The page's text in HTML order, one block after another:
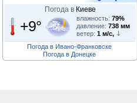
Погода в Киеве
+9° влажность: 79%
давление: 738 мм
ветер: 1 м/с,
Погода в Ивано-Франковске
Погода в Донецке